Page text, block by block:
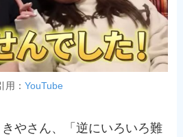
用： YouTube
やさん、「逆にいろいろ難